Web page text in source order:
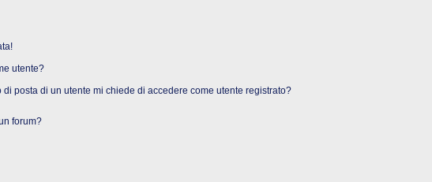
utente?
posta di un utente mi chiede di accedere come utente registrato?
forum?